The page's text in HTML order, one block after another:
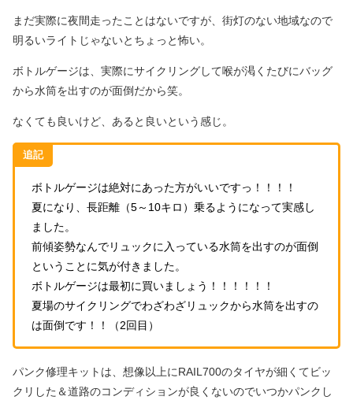
まだ実際に夜間走ったことはないですが、街灯のない地域なので
明るいライトじゃないとちょっと怖い。
ボトルゲージは、実際にサイクリングして喉が渇くたびにバッグ
から水筒を出すのが面倒だから笑。
なくても良いけど、あると良いという感じ。
追記
ボトルゲージは絶対にあった方がいいですっ！！！！
夏になり、長距離（5～10キロ）乗るようになって実感し
ました。
前傾姿勢なんでリュックに入っている水筒を出すのが面倒
ということに気が付きました。
ボトルゲージは最初に買いましょう！！！！！！
夏場のサイクリングでわざわざリュックから水筒を出すの
は面倒です！！（2回目）
パンク修理キットは、想像以上にRAIL700のタイヤが細くてビッ
クリした＆道路のコンディションが良くないのでいつかパンクし